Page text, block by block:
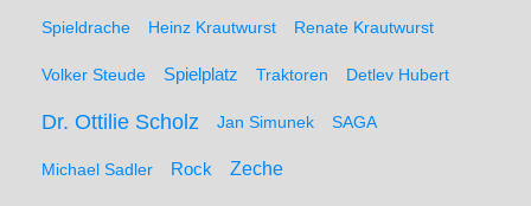
Spieldrache Heinz Krautwurst Renate Krautwurst
Volker Steude Spielplatz Traktoren Detlev Hubert
Dr. Ottilie Scholz Jan Simunek SAGA
Michael Sadler Rock Zeche